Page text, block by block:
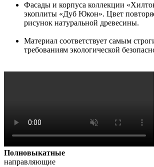
Фасады и корпуса коллекции
экоплиты «Дуб Юкон». Цвет
рисунок натуральной древесины.
Материал соответствует самым
требованиям экологической
Полновыкатные
направляющие